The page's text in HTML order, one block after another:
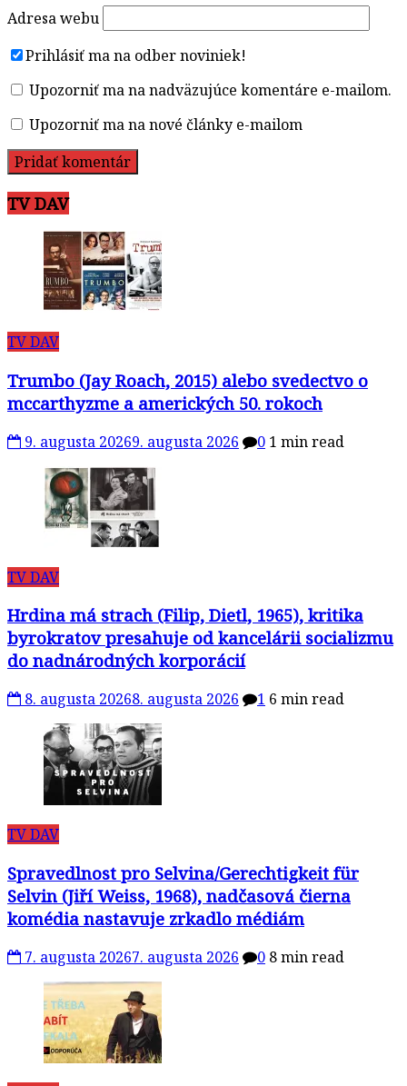
Adresa webu
Prihlásiť ma na odber noviniek!
Upozorniť ma na nadväzujúce komentáre e-mailom.
Upozorniť ma na nové články e-mailom
TV DAV
TV DAV
Trumbo (Jay Roach, 2015) alebo svedectvo o
mccarthyzme a amerických 50. rokoch
9. augusta 20269. augusta 2026 0 1 min read
TV DAV
Hrdina má strach (Filip, Dietl, 1965), kritika
byrokratov presahuje od kancelárii socializmu
do nadnárodných korporácií
8. augusta 20268. augusta 2026 1 6 min read
TV DAV
Spravedlnost pro Selvina/Gerechtigkeit für
Selvin (Jiří Weiss, 1968), nadčasová čierna
komédia nastavuje zrkadlo médiám
7. augusta 20267. augusta 2026 0 8 min read